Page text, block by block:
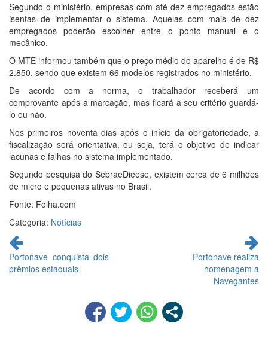
Segundo o ministério, empresas com até dez empregados estão
isentas de implementar o sistema. Aquelas com mais de dez
empregados poderão escolher entre o ponto manual e o
mecânico.
O MTE informou também que o preço médio do aparelho é de R$
2.850, sendo que existem 66 modelos registrados no ministério.
De acordo com a norma, o trabalhador receberá um
comprovante após a marcação, mas ficará a seu critério guardá-
lo ou não.
Nos primeiros noventa dias após o início da obrigatoriedade, a
fiscalização será orientativa, ou seja, terá o objetivo de indicar
lacunas e falhas no sistema implementado.
Segundo pesquisa do SebraeDieese, existem cerca de 6 milhões
de micro e pequenas ativas no Brasil.
Fonte: Folha.com
Categoria: Notícias
Continue
lendo
Portonave conquista dois
prêmios estaduais
Portonave realiza
homenagem a
Navegantes